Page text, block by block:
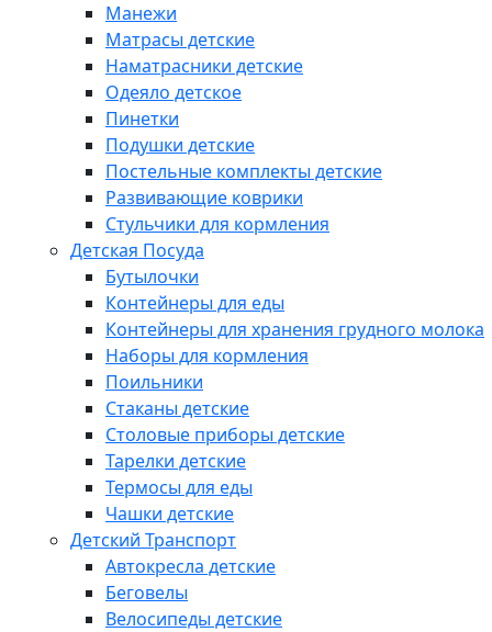
Манежи
Матрасы детские
Наматрасники детские
Одеяло детское
Пинетки
Подушки детские
Постельные комплекты детские
Развивающие коврики
Стульчики для кормления
Детская Посуда
Бутылочки
Контейнеры для еды
Контейнеры для хранения грудного молока
Наборы для кормления
Поильники
Стаканы детские
Столовые приборы детские
Тарелки детские
Термосы для еды
Чашки детские
Детский Транспорт
Автокресла детские
Беговелы
Велосипеды детские